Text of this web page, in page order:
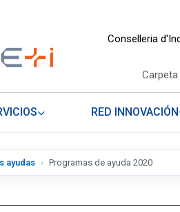
Conselleria
RED INNOVACIÓN
ayudas Programas de ayuda 2020